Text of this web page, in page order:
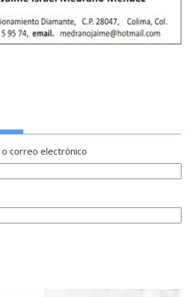
correo electrónico